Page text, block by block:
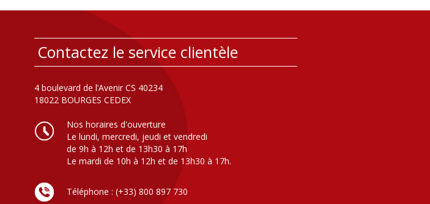
Contactez le service clientèle
4 boulevard de l’Avenir CS 40234
18022 BOURGES CEDEX
Nos horaires d'ouverture
Le lundi, mercredi, jeudi et vendredi
de 9h à 12h et de 13h30 à 17h
Le mardi de 10h à 12h et de 13h30 à 17h.
Téléphone : (+33) 800 897 730